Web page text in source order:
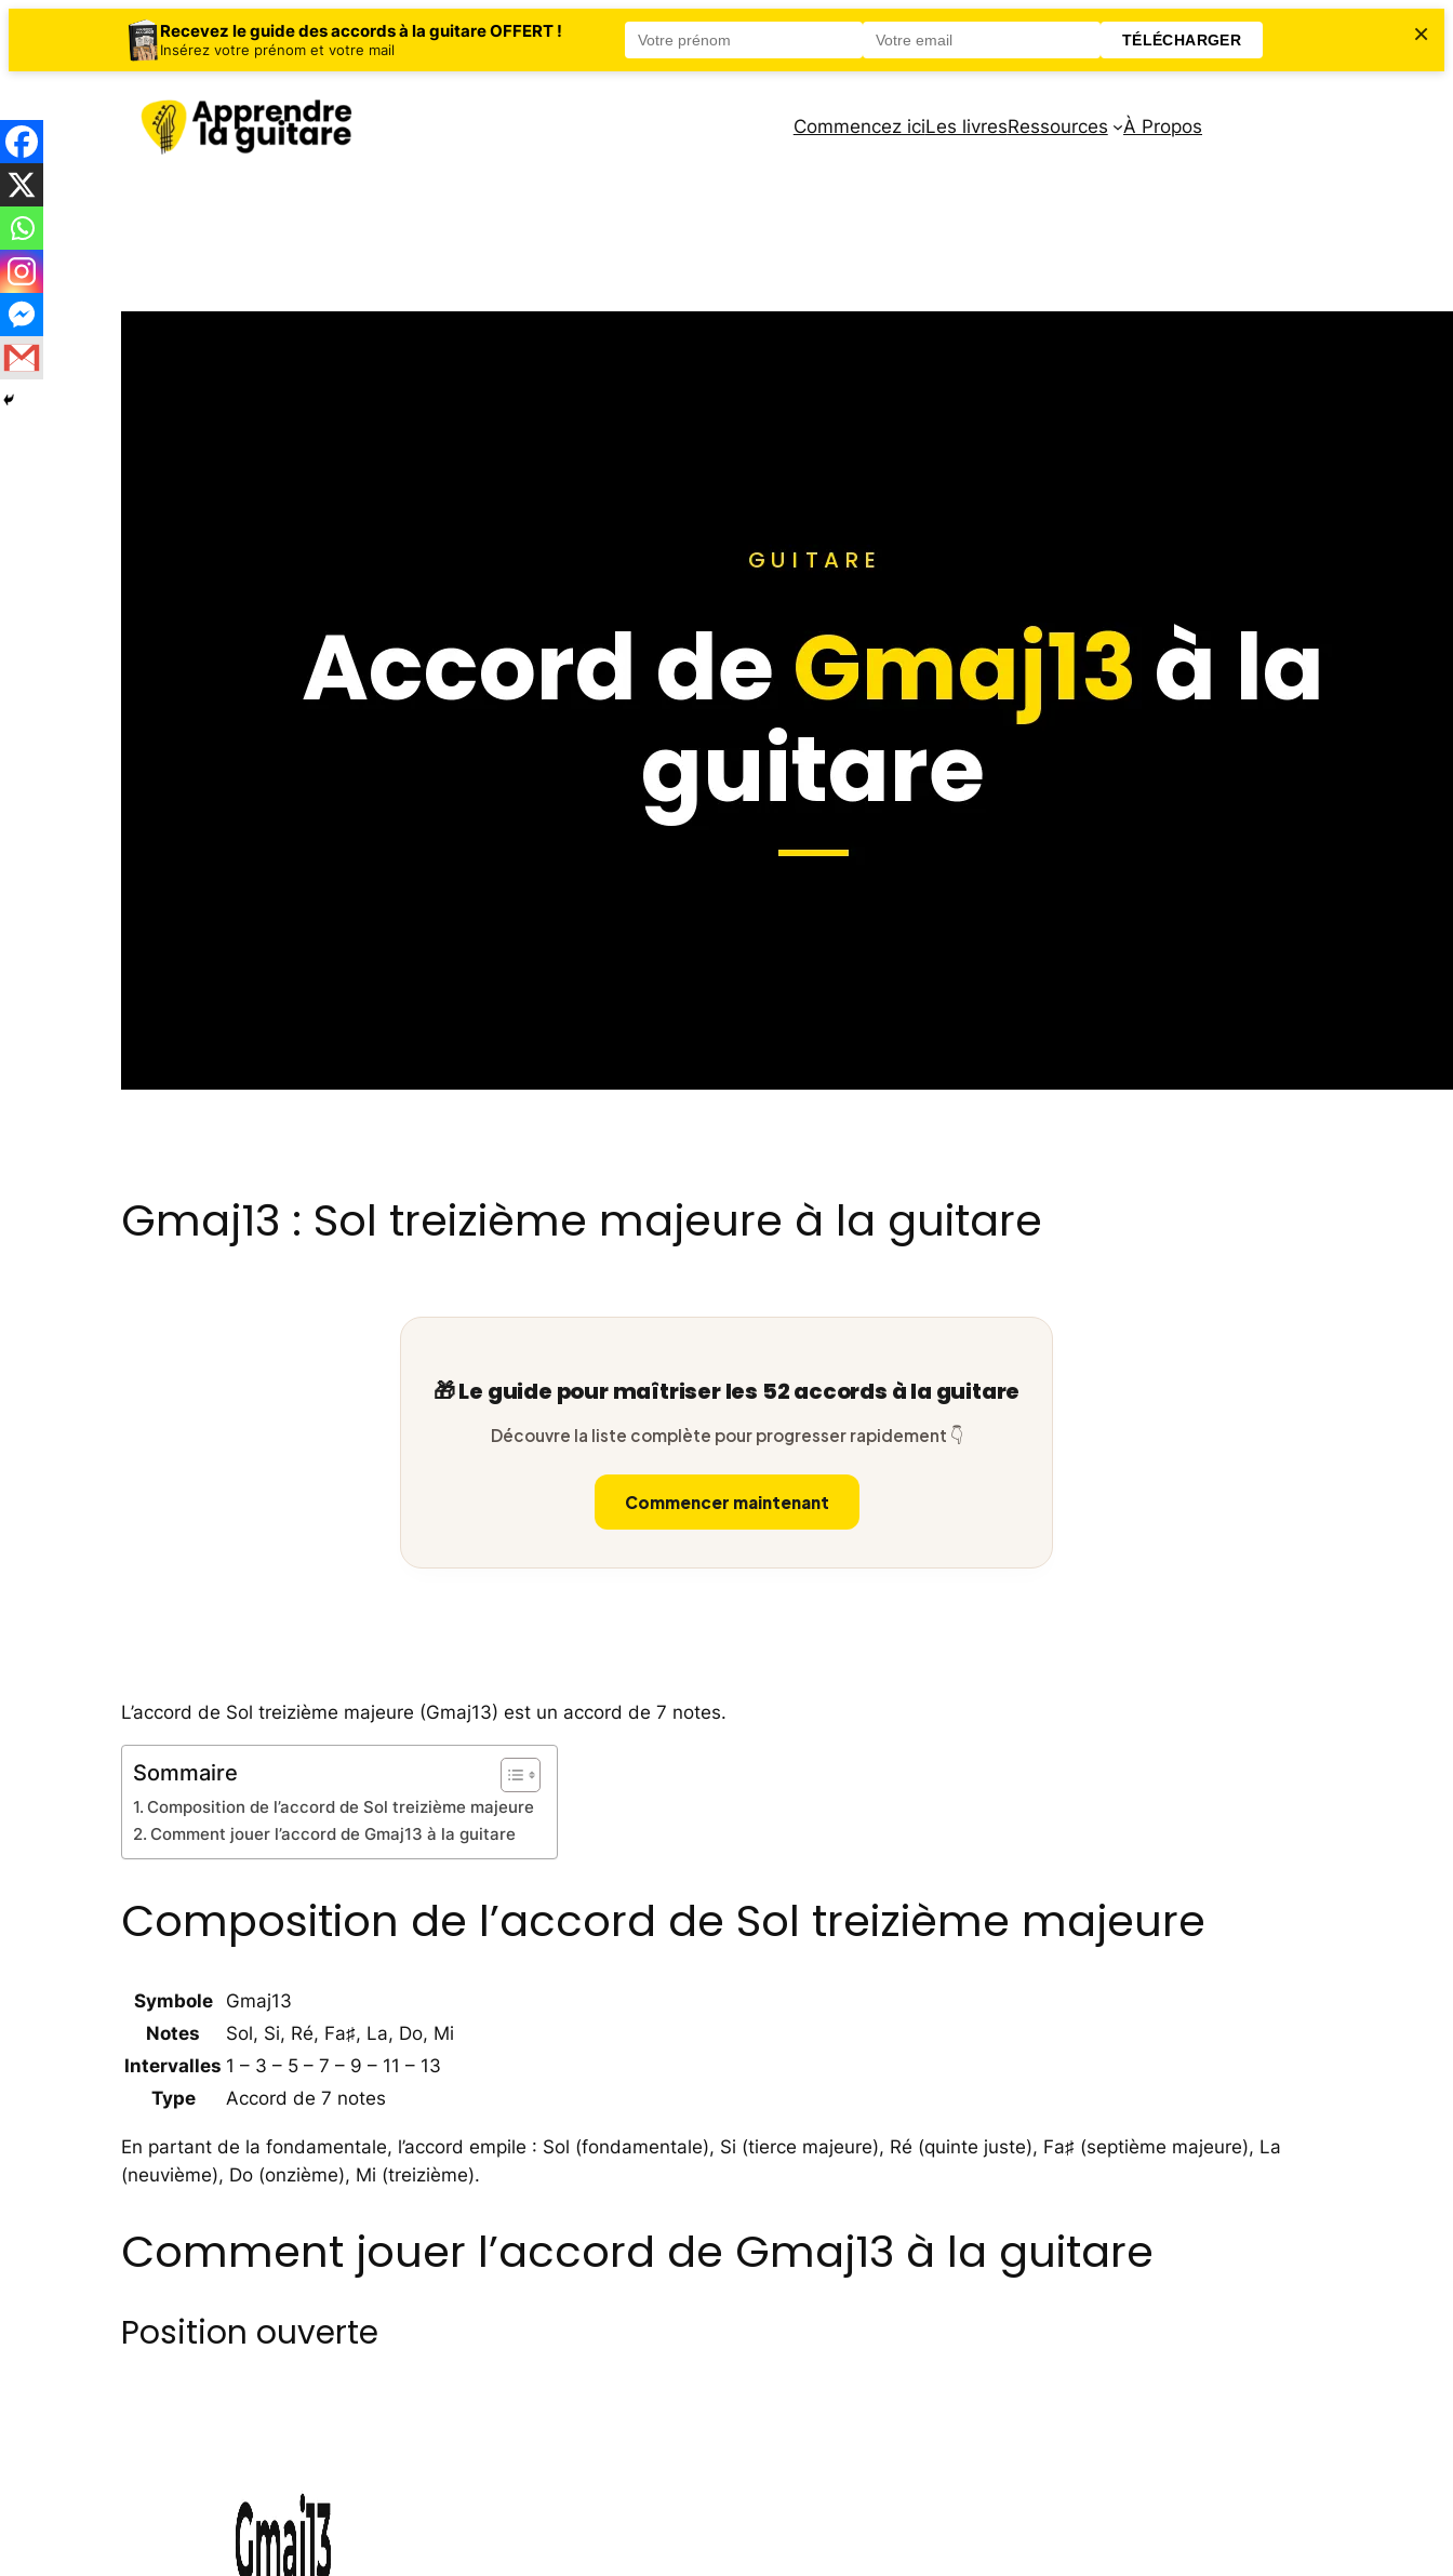
Recevez le guide des accords à la guitare OFFERT !
Insérez votre prénom et votre mail
TÉLÉCHARGER ×
contenu
Commencez iciLes livresRessources À Propos
Gmaj13 : Sol treizième majeure à la guitare
🎁 Le guide pour maîtriser les 52 accords à la guitare
Découvre la liste complète pour progresser rapidement 👇
Commencer maintenant
L’accord de Sol treizième majeure (Gmaj13) est un accord de 7 notes.
Sommaire
Composition de l’accord de Sol treizième majeure
Comment jouer l’accord de Gmaj13 à la guitare
Composition de l’accord de Sol treizième majeure
Symbole
Gmaj13
Notes
Sol, Si, Ré, Fa♯, La, Do, Mi
Intervalles 1 – 3 – 5 – 7 – 9 – 11 – 13
Type
Accord de 7 notes
En partant de la fondamentale, l’accord empile : Sol (fondamentale), Si (tierce majeure), Ré (quinte juste), Fa♯ (septième majeure), La
(neuvième), Do (onzième), Mi (treizième).
Comment jouer l’accord de Gmaj13 à la guitare
Position ouverte